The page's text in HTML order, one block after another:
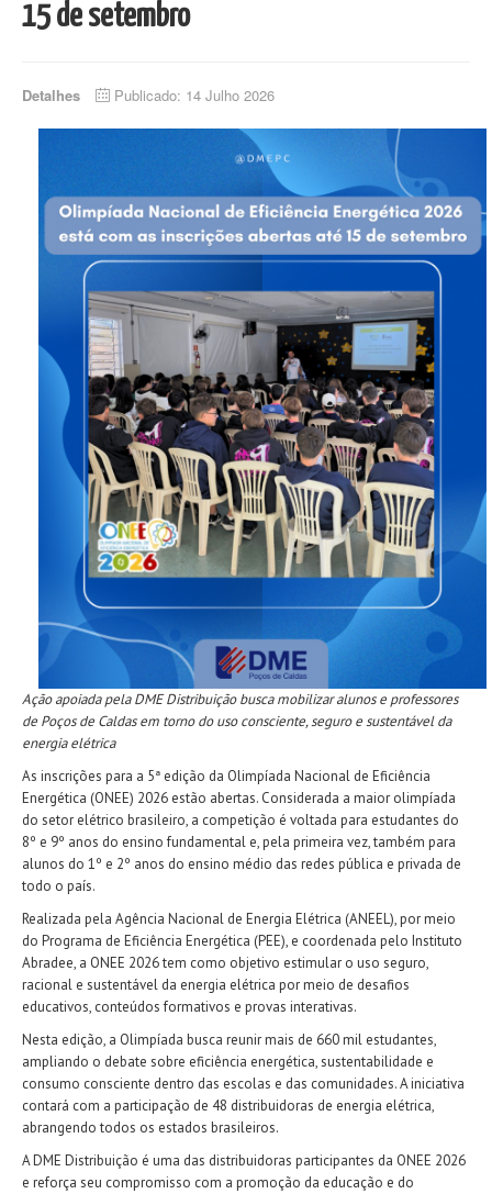
15 de setembro
Detalhes Publicado: 14 Julho 2026
Ação apoiada pela DME Distribuição busca mobilizar alunos e professores
de Poços de Caldas em torno do uso consciente, seguro e sustentável da
energia elétrica
As inscrições para a 5ª edição da Olimpíada Nacional de Eficiência
Energética (ONEE) 2026 estão abertas. Considerada a maior olimpíada
do setor elétrico brasileiro, a competição é voltada para estudantes do
8º e 9º anos do ensino fundamental e, pela primeira vez, também para
alunos do 1º e 2º anos do ensino médio das redes pública e privada de
todo o país.
Realizada pela Agência Nacional de Energia Elétrica (ANEEL), por meio
do Programa de Eficiência Energética (PEE), e coordenada pelo Instituto
Abradee, a ONEE 2026 tem como objetivo estimular o uso seguro,
racional e sustentável da energia elétrica por meio de desafios
educativos, conteúdos formativos e provas interativas.
Nesta edição, a Olimpíada busca reunir mais de 660 mil estudantes,
ampliando o debate sobre eficiência energética, sustentabilidade e
consumo consciente dentro das escolas e das comunidades. A iniciativa
contará com a participação de 48 distribuidoras de energia elétrica,
abrangendo todos os estados brasileiros.
A DME Distribuição é uma das distribuidoras participantes da ONEE 2026
e reforça seu compromisso com a promoção da educação e do